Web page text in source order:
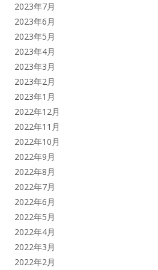
2023年7月
2023年6月
2023年5月
2023年4月
2023年3月
2023年2月
2023年1月
2022年12月
2022年11月
2022年10月
2022年9月
2022年8月
2022年7月
2022年6月
2022年5月
2022年4月
2022年3月
2022年2月